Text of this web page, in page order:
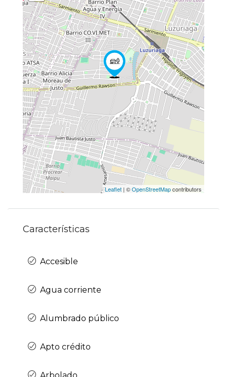
Leaflet | ©OpenStreetMapcontributors
Características
Accesible
Agua corriente
Alumbrado público
Apto crédito